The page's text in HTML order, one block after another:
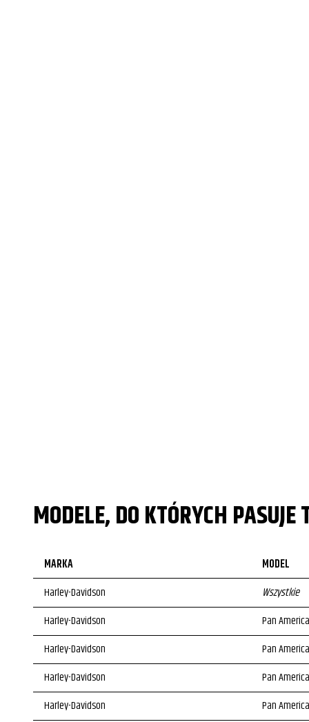
MODELE, DO KTÓRYCH PASUJE
MARKA MODEL
Harley-Davidson
Wszystkie
Harley-Davidson
Pan
Harley-Davidson
Pan
Harley-Davidson
Pan
Harley-Davidson
Pan